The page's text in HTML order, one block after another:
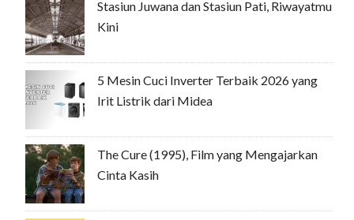
Stasiun Juwana dan Stasiun Pati, Riwayatmu
Kini
5 Mesin Cuci Inverter Terbaik 2026 yang
Irit Listrik dari Midea
The Cure (1995), Film yang Mengajarkan
Cinta Kasih